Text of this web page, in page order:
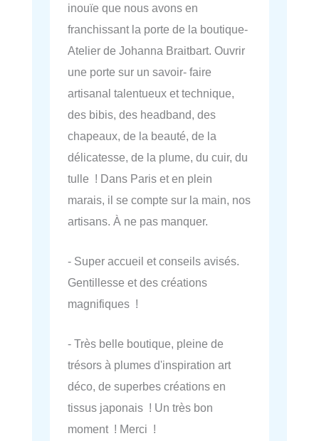
inouïe que nous avons en
franchissant la porte de la boutique-
Atelier de Johanna Braitbart. Ouvrir
une porte sur un savoir- faire
artisanal talentueux et technique,
des bibis, des headband, des
chapeaux, de la beauté, de la
délicatesse, de la plume, du cuir, du
tulle ! Dans Paris et en plein
marais, il se compte sur la main, nos
artisans. À ne pas manquer.
- Super accueil et conseils avisés.
Gentillesse et des créations
magnifiques !
- Très belle boutique, pleine de
trésors à plumes d'inspiration art
déco, de superbes créations en
tissus japonais ! Un très bon
moment ! Merci !